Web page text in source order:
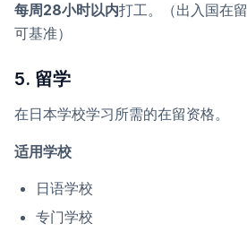
每周28小时以内打工。（出入国在
可基准）
5. 留学
在日本学校学习所需的在留资格。
适用学校
日语学校
专门学校